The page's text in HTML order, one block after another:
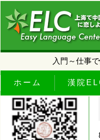
入門～仕事
ホーム 漢院